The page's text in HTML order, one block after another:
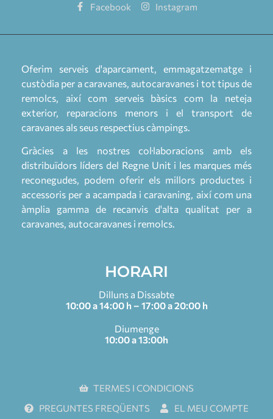
Facebook
Instagram
Oferim serveis d'aparcament, emmagatzematge i
custòdia per a caravanes, autocaravanes i tot tipus de
remolcs, així com serveis bàsics com la neteja
exterior, reparacions menors i el transport de
caravanes als seus respectius càmpings.
Gràcies a les nostres col·laboracions amb els
distribuïdors líders del Regne Unit i les marques més
reconegudes, podem oferir els millors productes i
accessoris per a acampada i caravaning, així com una
àmplia gamma de recanvis d'alta qualitat per a
caravanes, autocaravanes i remolcs.
HORARI
Dilluns a Dissabte
10:00 a 14:00 h – 17:00 a 20:00 h
Diumenge
10:00 a 13:00h
TERMES I CONDICIONS
PREGUNTES FREQÜENTS
EL MEU COMPTE